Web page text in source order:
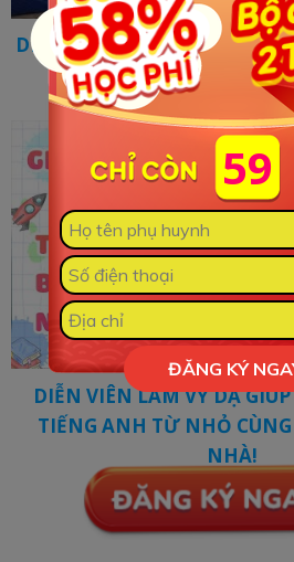
DIỄN VIÊN MẠNH TRƯỜNG
TIẾNG ANH TỪ NHỎ
DIỄN VIÊN LÂM VỸ DẠ
TIẾNG ANH TỪ NHỎ
NHÀ!
59
ĐĂNG KÝ